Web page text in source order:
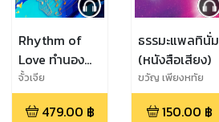
Rhythm of
Love ทำนอง
รัก...จังหวะหัวใจ
(หนังสือเสียง)
จั้วเจีย
479.00 ฿
ธรรมะแพลทินั่ม
(หนังสือเสียง)
ขวัญ เพียงหทัย
150.00 ฿